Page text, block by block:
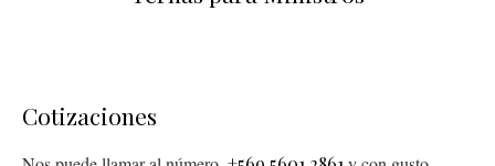
Cotizaciones